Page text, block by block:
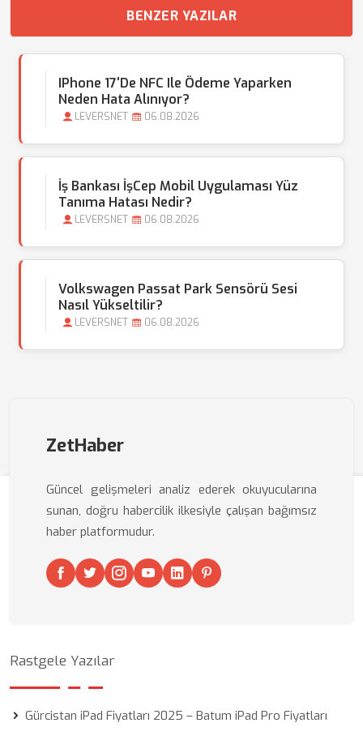
BENZER YAZILAR
IPhone 17'de NFC Ile Ödeme Yaparken
Neden Hata Alınıyor?
LEVERSNET 06.08.2026
İş Bankası İşCep Mobil Uygulaması Yüz
Tanıma Hatası Nedir?
LEVERSNET 06.08.2026
Volkswagen Passat Park Sensörü Sesi
Nasıl Yükseltilir?
LEVERSNET 06.08.2026
ZetHaber
Güncel gelişmeleri analiz ederek okuyucularına
sunan, doğru habercilik ilkesiyle çalışan bağımsız
haber platformudur.
Rastgele Yazılar
Gürcistan iPad Fiyatları 2025 – Batum iPad Pro Fiyatları